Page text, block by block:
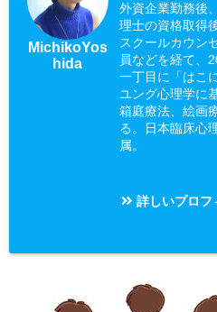
MichikoYos
hida
外資企業勤務後
理士の資格取得
スクールカウン
員などを経て、
一丁目に「はこ
ユング心理学に
箱庭療法、絵画
る。日本臨床心
属。
詳しいプロフ